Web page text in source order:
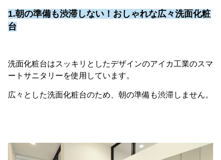
1.朝の準備も渋滞しない！おしゃれな広々洗面化粧
台
洗面化粧台はスッキリとしたデザインのアイカ工業のスマ
ートサニタリーを使用しています。
広々とした洗面化粧台のため、朝の準備も渋滞しません。